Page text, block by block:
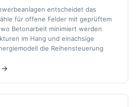
entscheidet das
für offene Felder mit geprüftem
Betonarbeit minimiert werden
im Hang und einachsige
die Reihensteuerung
→